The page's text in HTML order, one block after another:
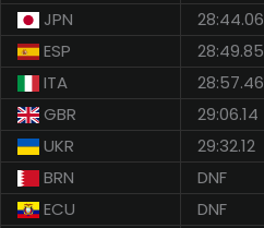
JPN
28:44.06
ESP
28:49.85
ITA
28:57.46
GBR
29:06.14
UKR
29:32.12
BRN
DNF
ECU
DNF